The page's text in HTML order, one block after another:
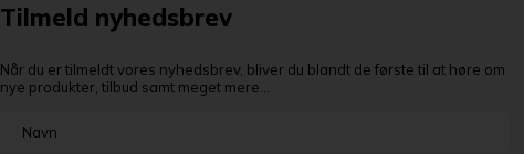
Tilmeld nyhedsbrev
Når du er tilmeldt vores nyhedsbrev, bliver du blandt de første til at høre om
nye produkter, tilbud samt meget mere...